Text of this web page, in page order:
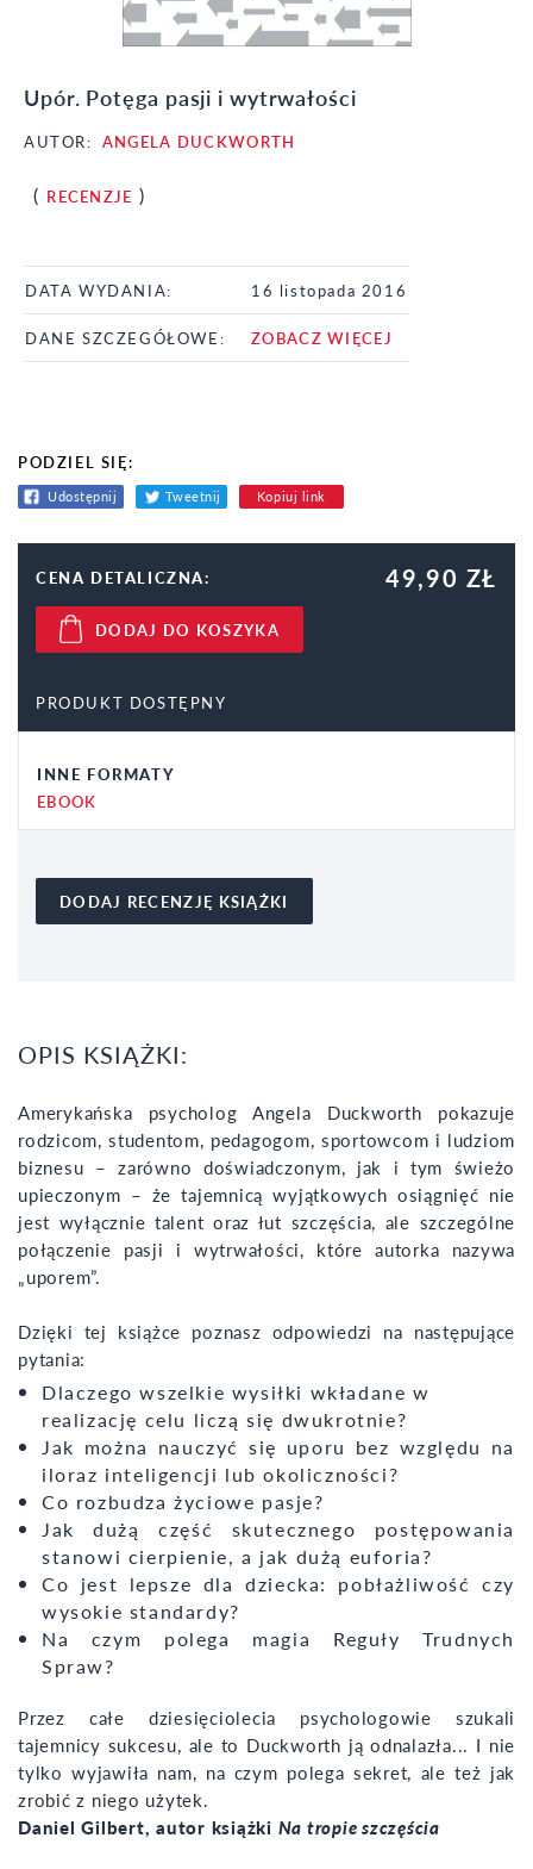
Upór. Potęga pasji i wytrwałości
AUTOR: ANGELA DUCKWORTH
( RECENZJE )
DATA WYDANIA: 16 listopada 2016
DANE SZCZEGÓŁOWE: ZOBACZ WIĘCEJ
PODZIEL SIĘ:
Udostępnij Tweetnij Kopiuj link
CENA DETALICZNA: 49,90 ZŁ
DODAJ DO KOSZYKA
PRODUKT DOSTĘPNY
INNE FORMATY
EBOOK
DODAJ RECENZJĘ KSIĄŻKI
OPIS KSIĄŻKI:
Amerykańska psycholog Angela Duckworth pokazuje
rodzicom, studentom, pedagogom, sportowcom i ludziom
biznesu – zarówno doświadczonym, jak i tym świeżo
upieczonym – że tajemnicą wyjątkowych osiągnięć nie
jest wyłącznie talent oraz łut szczęścia, ale szczególne
połączenie pasji i wytrwałości, które autorka nazywa
„uporem”.
Dzięki tej książce poznasz odpowiedzi na następujące
pytania:
Dlaczego wszelkie wysiłki wkładane w
realizację celu liczą się dwukrotnie?
Jak można nauczyć się uporu bez względu na
iloraz inteligencji lub okoliczności?
Co rozbudza życiowe pasje?
Jak dużą część skutecznego postępowania
stanowi cierpienie, a jak dużą euforia?
Co jest lepsze dla dziecka: pobłażliwość czy
wysokie standardy?
Na czym polega magia Reguły Trudnych
Spraw?
Przez całe dziesięciolecia psychologowie szukali
tajemnicy sukcesu, ale to Duckworth ją odnalazła... I nie
tylko wyjawiła nam, na czym polega sekret, ale też jak
zrobić z niego użytek.
Daniel Gilbert, autor książki Na tropie szczęścia